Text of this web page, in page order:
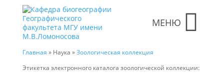
МЕНЮ
Главная » Наука »Зоологическая коллекция
Этикетка электронного каталога зоологической коллекции: